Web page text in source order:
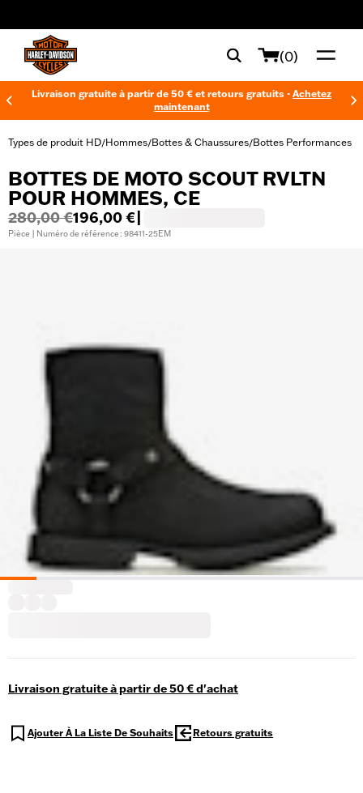
(0)
Livraison gratuite à partir de 50 € et retours gratuits - Achetez
maintenant
Types de produit HD/Hommes/Bottes & Chaussures/Bottes Performances
BOTTES DE MOTO SCOUT RVLTN
POUR HOMMES, CE
280,00 €196,00 €
Pièce | Numéro de référence : 98411-25EM
Livraison gratuite à partir de 50 € d'achat
Ajouter À La Liste De Souhaits Retours gratuits